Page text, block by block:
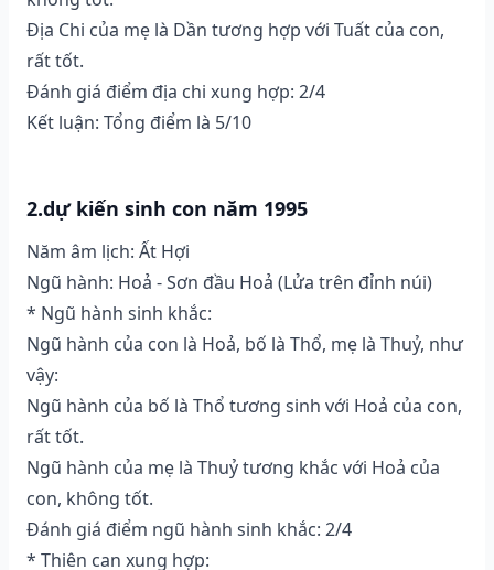
Địa Chi của mẹ là Dần tương hợp với Tuất của con,
rất tốt.
Đánh giá điểm địa chi xung hợp: 2/4
Kết luận: Tổng điểm là 5/10
2.dự kiến sinh con năm 1995
Năm âm lịch: Ất Hợi
Ngũ hành: Hoả - Sơn đầu Hoả (Lửa trên đỉnh núi)
* Ngũ hành sinh khắc:
Ngũ hành của con là Hoả, bố là Thổ, mẹ là Thuỷ, như
vậy:
Ngũ hành của bố là Thổ tương sinh với Hoả của con,
rất tốt.
Ngũ hành của mẹ là Thuỷ tương khắc với Hoả của
con, không tốt.
Đánh giá điểm ngũ hành sinh khắc: 2/4
* Thiên can xung hợp: